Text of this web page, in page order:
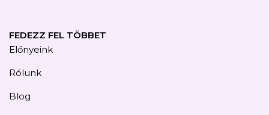
FEDEZZ FEL TÖBBET
Előnyeink
Rólunk
Blog